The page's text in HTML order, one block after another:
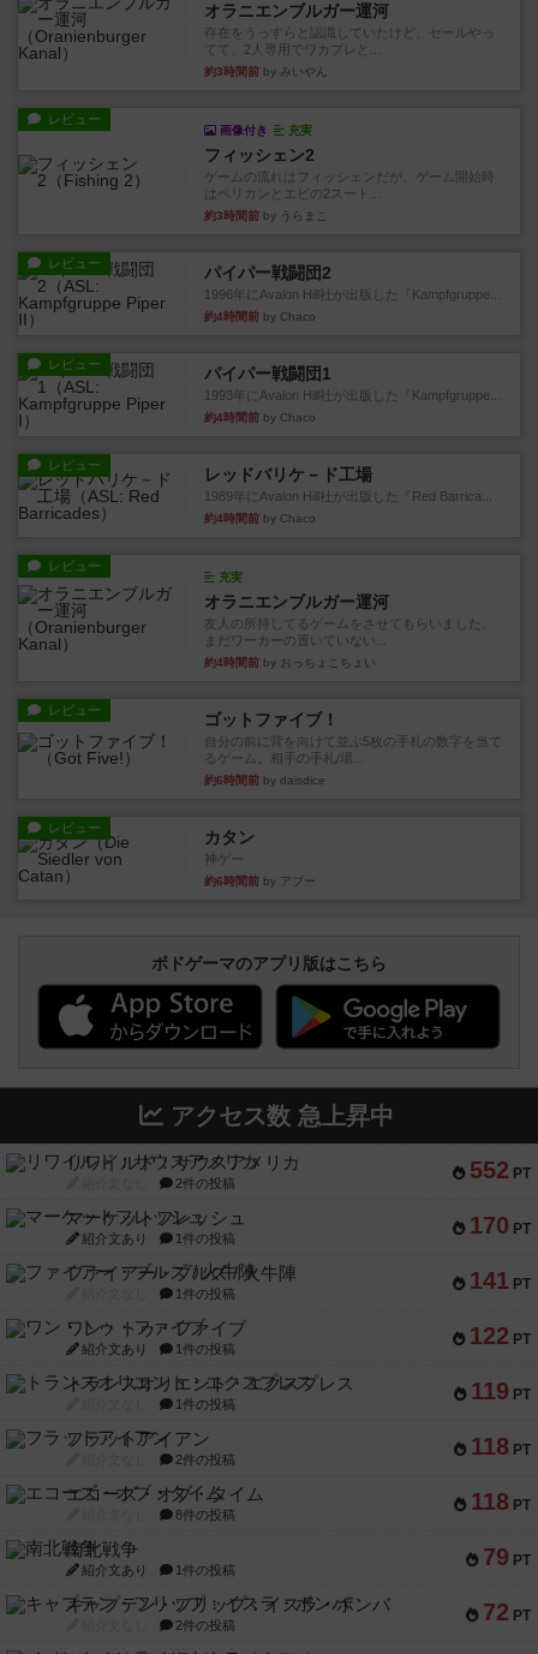
オラニエンブルガー運河
存在をうっすらと認識していたけど、セールやっ
てて、2人専用でワカプレと...
約3時間前 by みいやん
レビュー
画像付き 充実
フィッシェン2
ゲームの流れはフィッシェンだが、ゲーム開始時
はペリカンとエビの2スート...
約3時間前 by うらまこ
レビュー パイパー戦闘団2
1996年にAvalon Hill社が出版した『Kampfgruppe...
約4時間前 by Chaco
レビュー パイパー戦闘団1
1993年にAvalon Hill社が出版した『Kampfgruppe...
約4時間前 by Chaco
レビュー レッドバリケ－ド工場
1989年にAvalon Hill社が出版した『Red Barrica...
約4時間前 by Chaco
レビュー
充実
オラニエンブルガー運河
友人の所持してるゲームをさせてもらいました。
まだワーカーの置いていない...
約4時間前 by おっちょこちょい
レビュー ゴットファイブ！
自分の前に背を向けて並ぶ5枚の手札の数字を当て
るゲーム。相手の手札/場...
約6時間前 by daisdice
レビュー カタン
神ゲー
約6時間前 by アプー
ボドゲーマのアプリ版はこちら
アクセス数 急上昇中
552 PT
リワイルド：サウスアメリカ
2件の投稿
170 PT
マーケットフレッシュ
紹介文あり 1件の投稿
141 PT
ファイアー・ブルズ / 火牛陣
1件の投稿
122 PT
ワン・トゥ・ファイブ
紹介文あり 1件の投稿
119 PT
トランスオリエント・エクスプレス
1件の投稿
118 PT
フラットアイアン
2件の投稿
118 PT
エコーズ・オブ・タイム
8件の投稿
79 PT
南北戦争
紹介文あり 1件の投稿
72 PT
キャプテン・フリップ：イスラ・ボンバ
2件の投稿